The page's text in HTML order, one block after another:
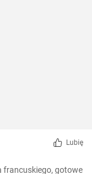
Lubię
francuskiego, gotowe